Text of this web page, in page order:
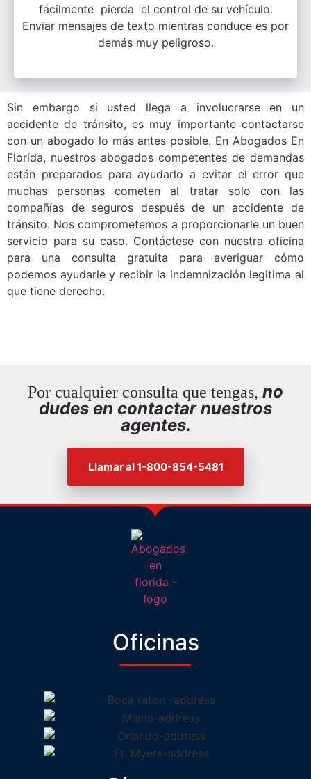
fácilmente pierda el control de su vehículo.
Enviar mensajes de texto mientras conduce es por
demás muy peligroso.
Sin embargo si usted llega a involucrarse en un
accidente de tránsito, es muy importante contactarse
con un abogado lo más antes posible. En Abogados En
Florida, nuestros abogados competentes de demandas
están preparados para ayudarlo a evitar el error que
muchas personas cometen al tratar solo con las
compañías de seguros después de un accidente de
tránsito. Nos comprometemos a proporcionarle un buen
servicio para su caso. Contáctese con nuestra oficina
para una consulta gratuita para averiguar cómo
podemos ayudarle y recibir la indemnización legitima al
que tiene derecho.
Por cualquier consulta que tengas, no
dudes en contactar nuestros
agentes.
Llamar al 1-800-854-5481
Oficinas